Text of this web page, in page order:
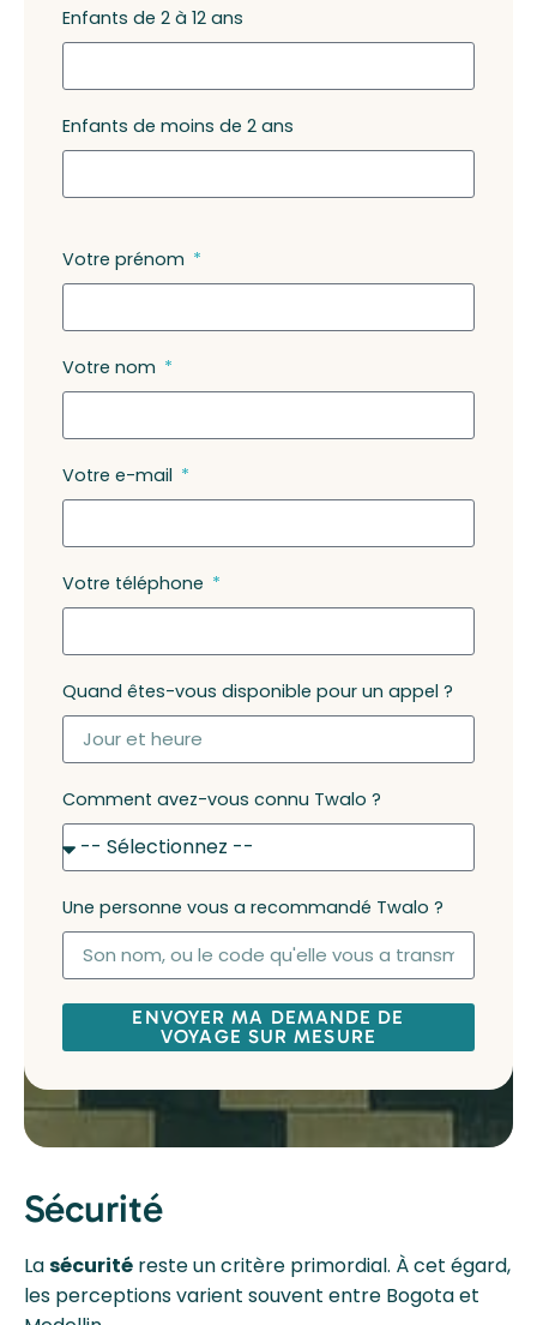
Enfants de 2 à 12 ans
Enfants de moins de 2 ans
Votre prénom
Votre nom
Votre e-mail
Votre téléphone
Quand êtes-vous disponible pour un appel ?
Comment avez-vous connu Twalo ?
Une personne vous a recommandé Twalo ?
ENVOYER MA DEMANDE DE
VOYAGE SUR MESURE
Sécurité
Lasécurité reste un critère primordial. À cet égard,
les perceptions varient souvent entre Bogota et